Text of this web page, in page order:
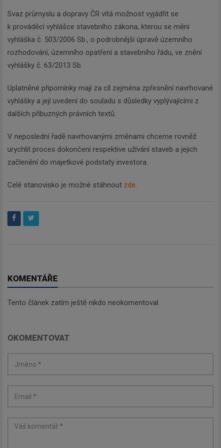
Svaz průmyslu a dopravy ČR vítá možnost vyjádřit se
k prováděcí vyhlášce stavebního zákona, kterou se mění
vyhláška č. 503/2006 Sb., o podrobnější úpravě územního
rozhodování, územního opatření a stavebního řádu, ve znění
vyhlášky č. 63/2013 Sb.
Uplatněné připomínky mají za cíl zejména zpřesnění navrhované
vyhlášky a její uvedení do souladu s důsledky vyplývajícími z
dalších příbuzných právních textů.
V neposlední řadě navrhovanými změnami chceme rovněž
urychlit proces dokončení respektive užívání staveb a jejich
začlenění do majetkové podstaty investora.
Celé stanovisko je možné stáhnout zde.
KOMENTÁŘE
Tento článek zatím ještě nikdo neokomentoval.
OKOMENTOVAT